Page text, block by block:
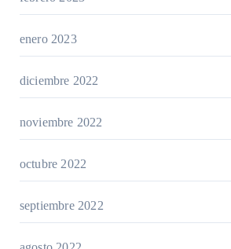
enero 2023
diciembre 2022
noviembre 2022
octubre 2022
septiembre 2022